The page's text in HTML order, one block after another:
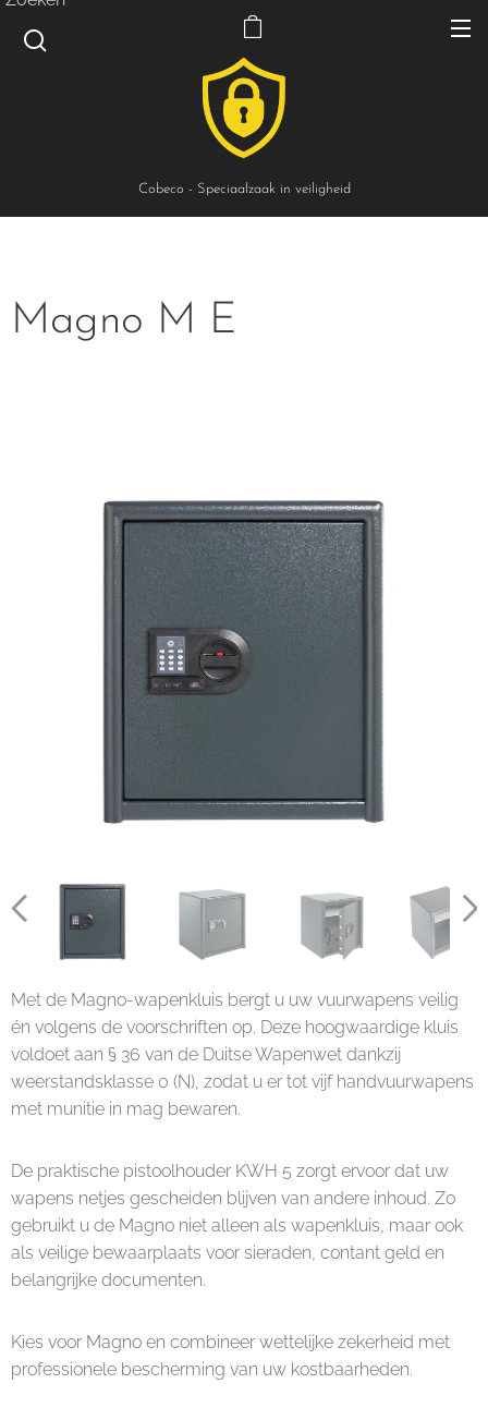
Cobeco - Speciaalzaak in veiligheid
Magno M E
Met de Magno-wapenkluis bergt u uw vuurwapens veilig
én volgens de voorschriften op. Deze hoogwaardige kluis
voldoet aan § 36 van de Duitse Wapenwet dankzij
weerstandsklasse 0 (N), zodat u er tot vijf handvuurwapens
met munitie in mag bewaren.
De praktische pistoolhouder KWH 5 zorgt ervoor dat uw
wapens netjes gescheiden blijven van andere inhoud. Zo
gebruikt u de Magno niet alleen als wapenkluis, maar ook
als veilige bewaarplaats voor sieraden, contant geld en
belangrijke documenten.
Kies voor Magno en combineer wettelijke zekerheid met
professionele bescherming van uw kostbaarheden.